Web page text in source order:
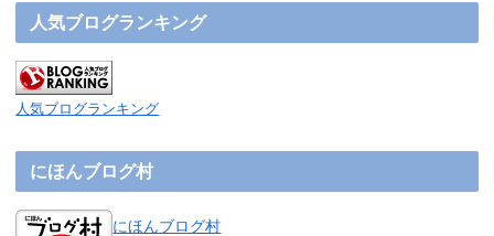
人気ブログランキング
人気ブログランキング
にほんブログ村
にほんブログ村